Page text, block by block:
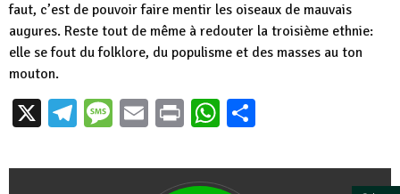
faut, c’est de pouvoir faire mentir les oiseaux de mauvais
augures. Reste tout de même à redouter la troisième ethnie:
elle se fout du folklore, du populisme et des masses au ton
mouton.
X Telegram
Message
EmailPrintWhatsApp